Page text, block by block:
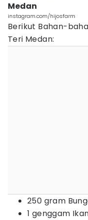
Medan
instagram.com/hijosfarm
Berikut Bahan-
Teri Medan:
250 gram
1 genggam